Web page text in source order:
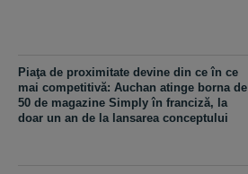
Piaţa de proximitate devine din ce în ce
mai competitivă: Auchan atinge borna de
50 de magazine Simply în franciză, la
doar un an de la lansarea conceptului